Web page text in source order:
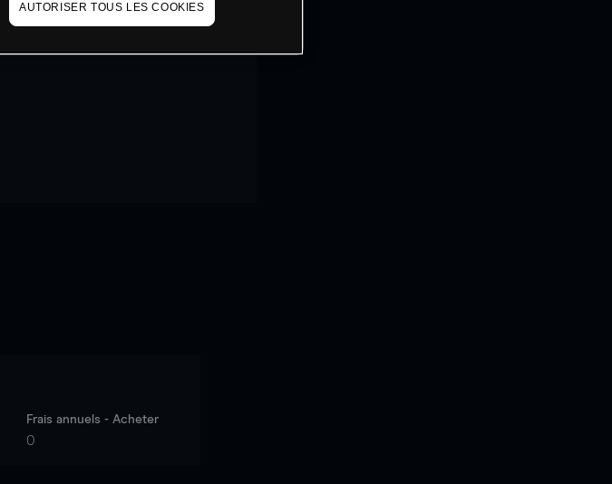
Frais annuels - Acheter
0
AUTORISER TOUS LES COOKIES